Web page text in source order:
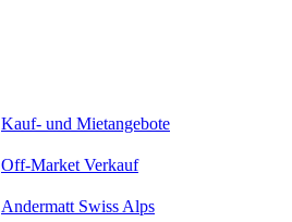
Kauf- und Mietangebote
Off-Market Verkauf
Andermatt Swiss Alps